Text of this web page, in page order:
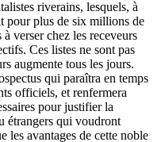
riverains, lesquels, à
pour plus de six millions de
verser chez les receveurs
Ces listes ne sont pas
augmente tous les jours.
qui paraîtra en temps
officiels, et renfermera
pour justifier la
étrangers qui voudront
les avantages de cette noble